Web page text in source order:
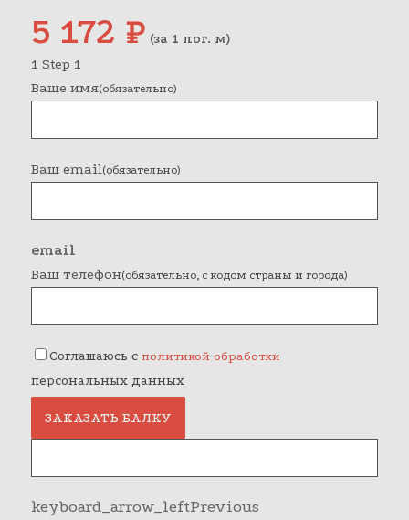
5 172 ₽ (за 1 пог. м)
1 Step 1
Ваше имя(обязательно)
Ваш email(обязательно)
email
Ваш телефон(обязательно, с кодом страны и города)
Соглашаюсь с политикой обработки
персональных данных
ЗАКАЗАТЬ БАЛКУ
keyboard_arrow_leftPrevious